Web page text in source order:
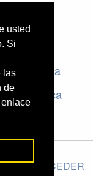
usted
Si
las
de
física
física
Legal| ACCEDER